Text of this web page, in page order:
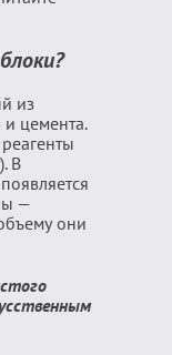
из
цемента.
В
—
они